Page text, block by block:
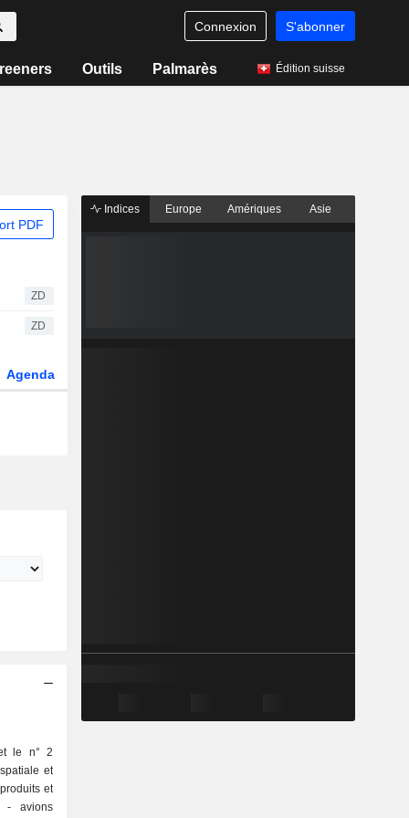
Connexion S'abonner
Outils Palmarès Édition suisse
PDF
ZD
ZD
Agenda
le n° 2
et
et
Indices Europe Amériques Asie